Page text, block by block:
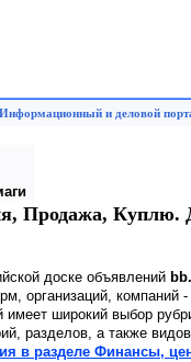
Информационный и деловой
Продажа, Куплю.
доске объявлений
организаций, компаний
имеет широкий выбор
разделов, а также
в разделе Финансы,